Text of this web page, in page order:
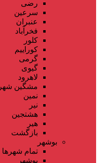
رضی
سرعین
عنبران
فخرآباد
کلور
کوراییم
گرمی
گیوی
لاهرود
مشگین شهر
نمین
نیر
هشتجین
هیر
بازگشت
بوشهر
تمام شهر‌ها
بوشهر